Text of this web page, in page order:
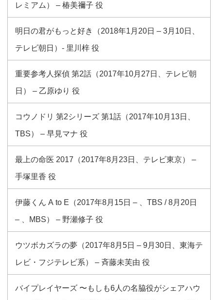
レミアム） – 椿美禰子 役
明日の君がもっと好き（2018年1月20日 – 3月10日、
テレビ朝日）- 里川梓 役
重要参考人探偵 第2話（2017年10月27日、テレビ朝
日） – 乙原ゆり 役
コウノドリ 第2シリーズ 第1話（2017年10月13日、
TBS） – 早見マナ 役
最上の命医 2017（2017年8月23日、テレビ東京） –
手塚里香 役
伊藤くん A to E（2017年8月15日 – 、TBS / 8月20日
– 、MBS） – 野瀬修子 役
ウツボカズラの夢（2017年8月5日 – 9月30日、東海テ
レビ・フジテレビ系） – 斉藤未芙由 役
バイプレイヤーズ 〜もしも6人の名脇役がシェアハウ